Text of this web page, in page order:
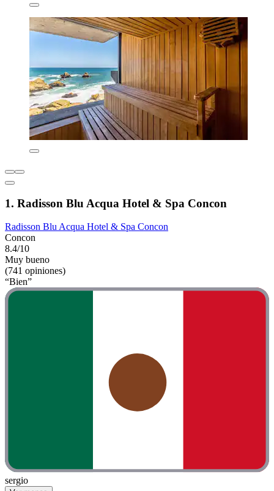
1. Radisson Blu Acqua Hotel & Spa Concon
Radisson Blu Acqua Hotel & Spa Concon
Concon
8.4/10
Muy bueno
(741 opiniones)
“Bien”
sergio